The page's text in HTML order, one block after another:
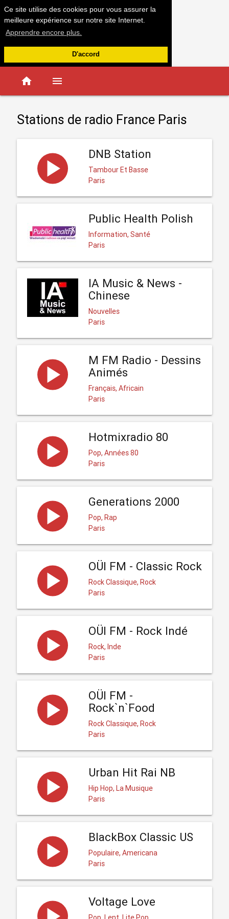
Ce site utilise des cookies pour vous assurer la
meilleure expérience sur notre site Internet.
Apprendre encore plus.
D'accord
home menu
Stations de radio France Paris
DNB Station
Tambour Et Basse
Paris
Public Health Polish
Information, Santé
Paris
IA Music & News -
Chinese
Nouvelles
Paris
M FM Radio - Dessins
Animés
Français, Africain
Paris
Hotmixradio 80
Pop, Années 80
Paris
Generations 2000
Pop, Rap
Paris
OÜI FM - Classic Rock
Rock Classique, Rock
Paris
OÜI FM - Rock Indé
Rock, Inde
Paris
OÜI FM -
Rock`n`Food
Rock Classique, Rock
Paris
Urban Hit Rai NB
Hip Hop, La Musique
Paris
BlackBox Classic US
Populaire, Americana
Paris
Voltage Love